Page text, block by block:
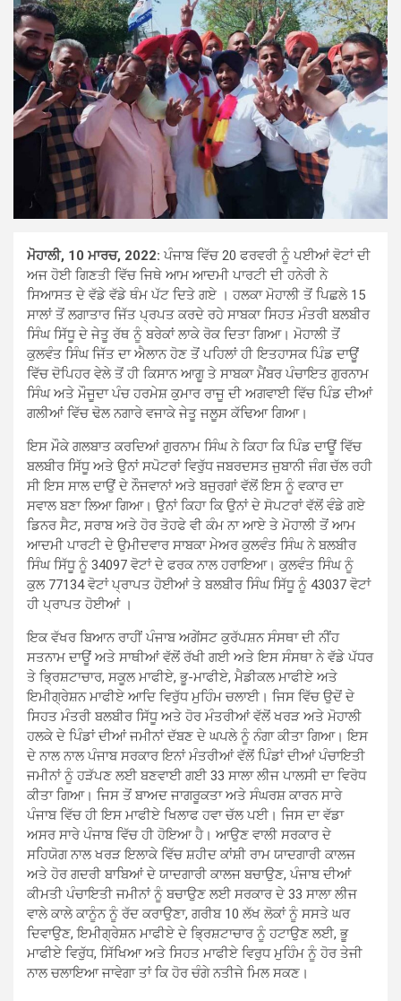
ਮੋਹਾਲੀ, 10 ਮਾਰਚ, 2022: ਪੰਜਾਬ ਵਿੱਚ 20 ਫਰਵਰੀ ਨੂੰ ਪਈਆਂ ਵੋਟਾਂ ਦੀ
ਅਜ ਹੋਈ ਗਿਣਤੀ ਵਿੱਚ ਜਿਥੇ ਆਮ ਆਦਮੀ ਪਾਰਟੀ ਦੀ ਹਨੇਰੀ ਨੇ
ਸਿਆਸਤ ਦੇ ਵੱਡੇ ਵੱਡੇ ਥੰਮ ਪੱਟ ਦਿਤੇ ਗਏ । ਹਲਕਾ ਮੋਹਾਲੀ ਤੋਂ ਪਿਛਲੇ 15
ਸਾਲਾਂ ਤੋਂ ਲਗਾਤਾਰ ਜਿੱਤ ਪ੍ਰਪਤ ਕਰਦੇ ਰਹੇ ਸਾਬਕਾ ਸਿਹਤ ਮੰਤਰੀ ਬਲਬੀਰ
ਸਿੰਘ ਸਿੱਧੂ ਦੇ ਜੇਤੂ ਰੱਥ ਨੂੰ ਬਰੇਕਾਂ ਲਾਕੇ ਰੋਕ ਦਿਤਾ ਗਿਆ। ਮੋਹਾਲੀ ਤੋਂ
ਕੁਲਵੰਤ ਸਿੰਘ ਜਿੱਤ ਦਾ ਐਲਾਨ ਹੋਣ ਤੋਂ ਪਹਿਲਾਂ ਹੀ ਇਤਹਾਸਕ ਪਿੰਡ ਦਾਊਂ
ਵਿੱਚ ਦੋਪਿਹਰ ਵੇਲੇ ਤੋਂ ਹੀ ਕਿਸਾਨ ਆਗੂ ਤੇ ਸਾਬਕਾ ਮੈਂਬਰ ਪੰਚਾਇਤ ਗੁਰਨਾਮ
ਸਿੰਘ ਅਤੇ ਮੌਜੂਦਾ ਪੰਚ ਹਰਮੇਸ਼ ਕੁਮਾਰ ਰਾਜੂ ਦੀ ਅਗਵਾਈ ਵਿੱਚ ਪਿੰਡ ਦੀਆਂ
ਗਲੀਆਂ ਵਿੱਚ ਢੋਲ ਨਗਾਰੇ ਵਜਾਕੇ ਜੇਤੂ ਜਲੂਸ ਕੱਢਿਆ ਗਿਆ।
ਇਸ ਮੌਕੇ ਗਲਬਾਤ ਕਰਦਿਆਂ ਗੁਰਨਾਮ ਸਿੰਘ ਨੇ ਕਿਹਾ ਕਿ ਪਿੰਡ ਦਾਊਂ ਵਿੱਚ
ਬਲਬੀਰ ਸਿੱਧੂ ਅਤੇ ਉਨਾਂ ਸਪੋਟਰਾਂ ਵਿਰੁੱਧ ਜਬਰਦਸਤ ਜੁਬਾਨੀ ਜੰਗ ਚੱਲ ਰਹੀ
ਸੀ ਇਸ ਸਾਲ ਦਾਉਂ ਦੇ ਨੌਜਵਾਨਾਂ ਅਤੇ ਬਜੁਰਗਾਂ ਵੱਲੋਂ ਇਸ ਨੂੰ ਵਕਾਰ ਦਾ
ਸਵਾਲ ਬਣਾ ਲਿਆ ਗਿਆ। ਉਨਾਂ ਕਿਹਾ ਕਿ ਉਨਾਂ ਦੇ ਸੋਪਟਰਾਂ ਵੱਲੋਂ ਵੰਡੇ ਗਏ
ਡਿਨਰ ਸੈਟ, ਸਰਾਬ ਅਤੇ ਹੋਰ ਤੋਹਫੇ ਵੀ ਕੰਮ ਨਾ ਆਏ ਤੇ ਮੋਹਾਲੀ ਤੋਂ ਆਮ
ਆਦਮੀ ਪਾਰਟੀ ਦੇ ਉਮੀਦਵਾਰ ਸਾਬਕਾ ਮੇਅਰ ਕੁਲਵੰਤ ਸਿੰਘ ਨੇ ਬਲਬੀਰ
ਸਿੰਘ ਸਿੱਧੂ ਨੂੰ 34097 ਵੋਟਾਂ ਦੇ ਫਰਕ ਨਾਲ ਹਰਾਇਆ। ਕੁਲਵੰਤ ਸਿੰਘ ਨੂੰ
ਕੁਲ 77134 ਵੋਟਾਂ ਪ੍ਰਾਪਤ ਹੋਈਆਂ ਤੇ ਬਲਬੀਰ ਸਿੰਘ ਸਿੱਧੂ ਨੂੰ 43037 ਵੋਟਾਂ
ਹੀ ਪ੍ਰਾਪਤ ਹੋਈਆਂ ।
ਇਕ ਵੱਖਰ ਬਿਆਨ ਰਾਹੀਂ ਪੰਜਾਬ ਅਗੇਂਸਟ ਕੁਰੱਪਸ਼ਨ ਸੰਸਥਾ ਦੀ ਨੀਂਹ
ਸਤਨਾਮ ਦਾਊਂ ਅਤੇ ਸਾਥੀਆਂ ਵੱਲੋਂ ਰੱਖੀ ਗਈ ਅਤੇ ਇਸ ਸੰਸਥਾ ਨੇ ਵੱਡੇ ਪੱਧਰ
ਤੇ ਭਿ੍ਰਸ਼ਟਾਚਾਰ, ਸਕੂਲ ਮਾਫੀਏ, ਭੂ-ਮਾਫੀਏ, ਮੈਡੀਕਲ ਮਾਫੀਏ ਅਤੇ
ਇਮੀਗ੍ਰੇਸ਼ਨ ਮਾਫੀਏ ਆਦਿ ਵਿਰੁੱਧ ਮੁਹਿੰਮ ਚਲਾਈ। ਜਿਸ ਵਿੱਚ ਉਦੋਂ ਦੇ
ਸਿਹਤ ਮੰਤਰੀ ਬਲਬੀਰ ਸਿੱਧੂ ਅਤੇ ਹੋਰ ਮੰਤਰੀਆਂ ਵੱਲੋਂ ਖਰੜ ਅਤੇ ਮੋਹਾਲੀ
ਹਲਕੇ ਦੇ ਪਿੰਡਾਂ ਦੀਆਂ ਜਮੀਨਾਂ ਦੱਬਣ ਦੇ ਘਪਲੇ ਨੂੰ ਨੰਗਾ ਕੀਤਾ ਗਿਆ। ਇਸ
ਦੇ ਨਾਲ ਨਾਲ ਪੰਜਾਬ ਸਰਕਾਰ ਇਨਾਂ ਮੰਤਰੀਆਂ ਵੱਲੋਂ ਪਿੰਡਾਂ ਦੀਆਂ ਪੰਚਾਇਤੀ
ਜਮੀਨਾਂ ਨੂੰ ਹੜੱਪਣ ਲਈ ਬਣਵਾਈ ਗਈ 33 ਸਾਲਾ ਲੀਜ ਪਾਲਸੀ ਦਾ ਵਿਰੋਧ
ਕੀਤਾ ਗਿਆ। ਜਿਸ ਤੋਂ ਬਾਅਦ ਜਾਗਰੂਕਤਾ ਅਤੇ ਸੰਘਰਸ਼ ਕਾਰਨ ਸਾਰੇ
ਪੰਜਾਬ ਵਿੱਚ ਹੀ ਇਸ ਮਾਫੀਏ ਖਿਲਾਫ ਹਵਾ ਚੱਲ ਪਈ। ਜਿਸ ਦਾ ਵੱਡਾ
ਅਸਰ ਸਾਰੇ ਪੰਜਾਬ ਵਿੱਚ ਹੀ ਹੋਇਆ ਹੈ। ਆਉਣ ਵਾਲੀ ਸਰਕਾਰ ਦੇ
ਸਹਿਯੋਗ ਨਾਲ ਖਰੜ ਇਲਾਕੇ ਵਿੱਚ ਸ਼ਹੀਦ ਕਾਂਸ਼ੀ ਰਾਮ ਯਾਦਗਾਰੀ ਕਾਲਜ
ਅਤੇ ਹੋਰ ਗਦਰੀ ਬਾਬਿਆਂ ਦੇ ਯਾਦਗਾਰੀ ਕਾਲਜ ਬਚਾਉਣ, ਪੰਜਾਬ ਦੀਆਂ
ਕੀਮਤੀ ਪੰਚਾਇਤੀ ਜਮੀਨਾਂ ਨੂੰ ਬਚਾਉਣ ਲਈ ਸਰਕਾਰ ਦੇ 33 ਸਾਲਾ ਲੀਜ
ਵਾਲੇ ਕਾਲੇ ਕਾਨੂੰਨ ਨੂੰ ਰੱਦ ਕਰਾਉਣਾ, ਗਰੀਬ 10 ਲੱਖ ਲੋਕਾਂ ਨੂੰ ਸਸਤੇ ਘਰ
ਦਿਵਾਉਣ, ਇਮੀਗ੍ਰੇਸ਼ਨ ਮਾਫੀਏ ਦੇ ਭਿ੍ਰਸ਼ਟਾਚਾਰ ਨੂੰ ਹਟਾਉਣ ਲਈ, ਭੂ
ਮਾਫੀਏ ਵਿਰੁੱਧ, ਸਿੱਖਿਆ ਅਤੇ ਸਿਹਤ ਮਾਫੀਏ ਵਿਰੁਧ ਮੁਹਿੰਮ ਨੂੰ ਹੋਰ ਤੇਜੀ
ਨਾਲ ਚਲਾਇਆ ਜਾਵੇਗਾ ਤਾਂ ਕਿ ਹੋਰ ਚੰਗੇ ਨਤੀਜੇ ਮਿਲ ਸਕਣ।